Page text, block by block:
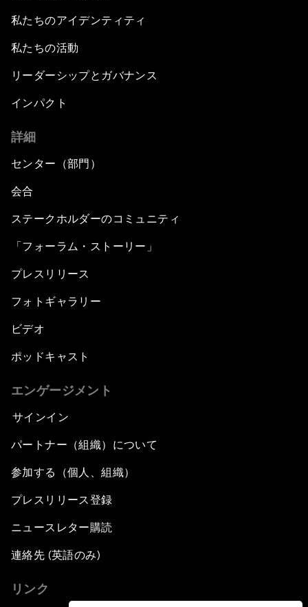
私たちのアイデンティティ
私たちの活動
リーダーシップとガバナンス
インパクト
詳細
センター（部門）
会合
ステークホルダーのコミュニティ
「フォーラム・ストーリー」
プレスリリース
フォトギャラリー
ビデオ
ポッドキャスト
エンゲージメント
サインイン
パートナー（組織）について
参加する（個人、組織）
プレスリリース登録
ニュースレター購読
連絡先 (英語のみ)
リンク